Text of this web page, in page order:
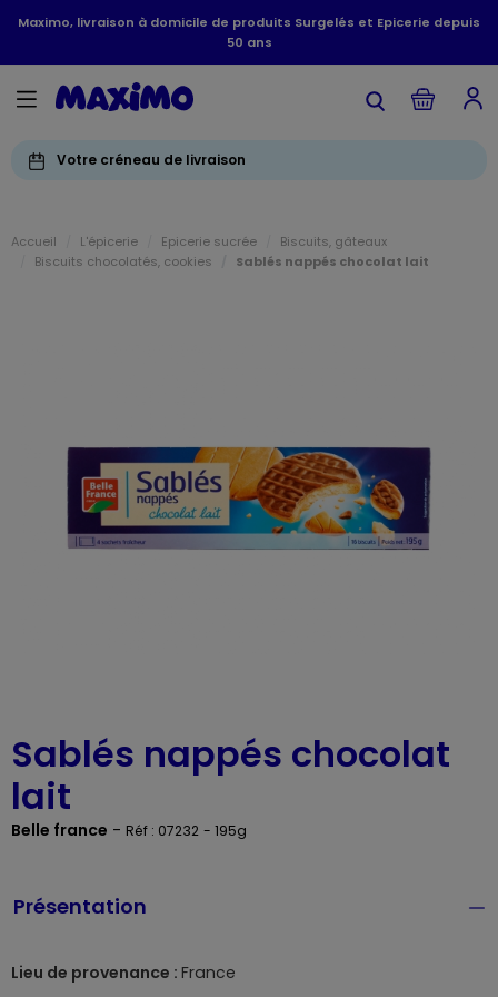
Maximo, livraison à domicile de produits Surgelés et Epicerie depuis
50 ans
Votre créneau de livraison
Accueil L'épicerie Epicerie sucrée
Biscuits, gâteaux
Biscuits chocolatés, cookies
Sablés nappés chocolat lait
Sablés nappés chocolat
lait
Belle france - Réf : 07232 - 195g
Présentation
Lieu de provenance : France